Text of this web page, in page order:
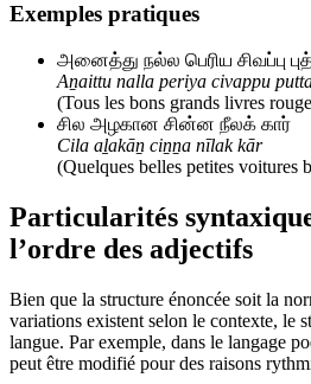
Exemples pratiques
அனைத்து நல்ல பெரிய சிவப்பு
Aṉaittu nalla periya civappu
(Tous les bons grands livres
சில அழகான சின்ன நீலக் கார்
Cila aḻakāṉ ciṉṉa nīlak kār
(Quelques belles petites voitures
Particularités
l’ordre des adjectifs
Bien que la structure énoncée soit la
variations existent selon le contexte, le
langue. Par exemple, dans le langage
peut être modifié pour des raisons